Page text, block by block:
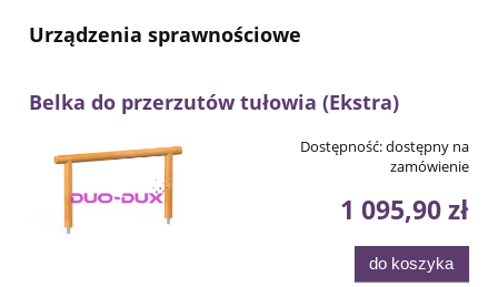
Urządzenia sprawnościowe
Belka do przerzutów tułowia (Ekstra)
Dostępność:dostępny na
zamówienie
1 095,90 zł
do koszyka